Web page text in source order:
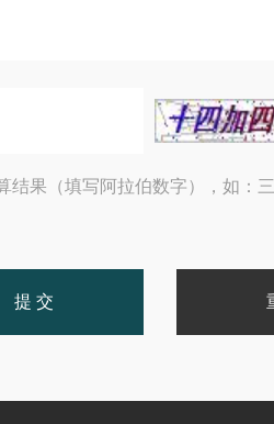
结果（填写阿拉伯数字），如：